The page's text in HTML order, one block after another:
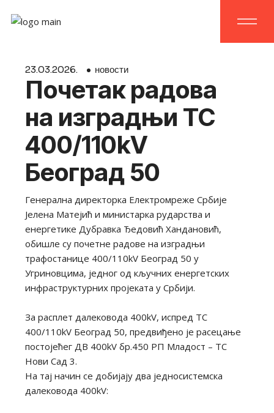
the
content
23.03.2026. новости
Почетак радова
на изградњи ТС
400/110kV
Београд 50
Генерална директорка Електромреже Србије
Јелена Матејић и министарка рударства и
енергетике Дубравка Ђедовић Хандановић,
обишле су почетне радове на изградњи
трафостанице 400/110kV Београд 50 у
Угриновцима, једног од кључних енергетских
инфраструктурних пројеката у Србији.
За расплет далековода 400kV, испред ТС
400/110kV Београд 50, предвиђено је расецање
постојећег ДВ 400kV бр.450 РП Младост – ТС
Нови Сад 3.
На тај начин се добијају два једносистемска
далековода 400kV: